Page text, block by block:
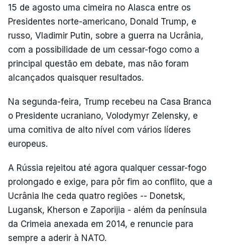
15 de agosto uma cimeira no Alasca entre os
Presidentes norte-americano, Donald Trump, e
russo, Vladimir Putin, sobre a guerra na Ucrânia,
com a possibilidade de um cessar-fogo como a
principal questão em debate, mas não foram
alcançados quaisquer resultados.
Na segunda-feira, Trump recebeu na Casa Branca
o Presidente ucraniano, Volodymyr Zelensky, e
uma comitiva de alto nível com vários líderes
europeus.
A Rússia rejeitou até agora qualquer cessar-fogo
prolongado e exige, para pôr fim ao conflito, que a
Ucrânia lhe ceda quatro regiões -- Donetsk,
Lugansk, Kherson e Zaporijia - além da península
da Crimeia anexada em 2014, e renuncie para
sempre a aderir à NATO.